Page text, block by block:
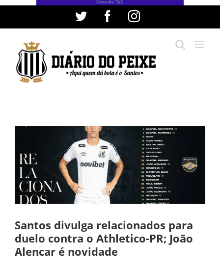
conteúdo
Twitter FacebookInstagram
Santos divulga relacionados para
duelo contra o Athletico-PR; João
Alencar é novidade